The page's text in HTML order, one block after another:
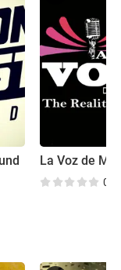
La Voz de Mi
0.0